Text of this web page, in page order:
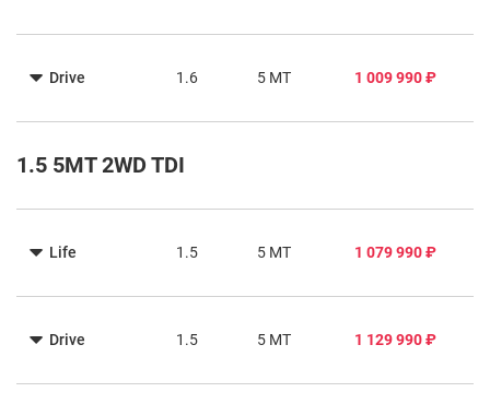
Drive 1.6 5 MT 1 009 990 ₽
1.5 5MT 2WD TDI
Life 1.5 5 MT 1 079 990 ₽
Drive 1.5 5 MT 1 129 990 ₽